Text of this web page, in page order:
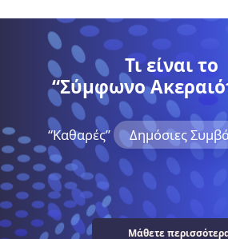
Τι είναι το
“Σύμφωνο
“Kαθαρές” Δημόσιες
Μάθετε